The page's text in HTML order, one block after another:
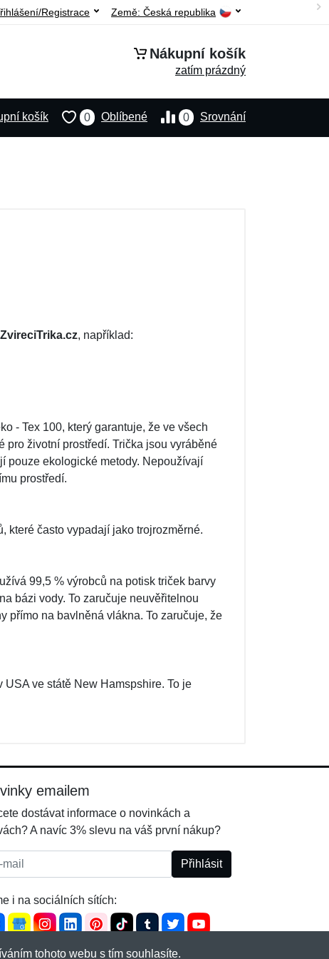
Země: Česká republika
Registrace
Nákupní košík
zatím prázdný
0 Srovnání
0 Oblíbené
košík
ZvireciTrika.cz, například:
- Tex 100, který garantuje, že ve všech
pro životní prostředí. Trička jsou vyráběné
pouze ekologické metody. Nepoužívají
prostředí.
které často vypadají jako trojrozměrné.
99,5 % výrobců na potisk triček barvy
bázi vody. To zaručuje neuvěřitelnou
přímo na bavlněná vlákna. To zaručuje, že
ve státě New Hamspshire. To je
emailem
dostávat informace o novinkách a
A navíc 3% slevu na váš první nákup?
Přihlásit
i na sociálních sítích:
tohoto webu s tím souhlasíte.